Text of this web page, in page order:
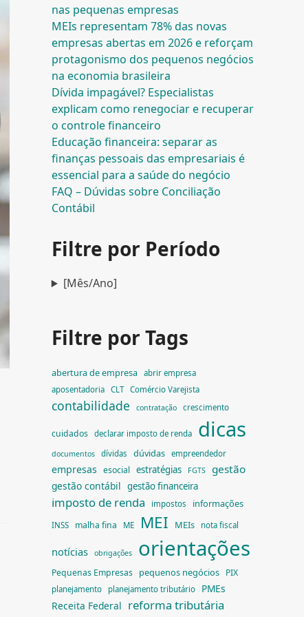
nas pequenas empresas
MEIs representam 78% das novas
empresas abertas em 2026 e reforçam
protagonismo dos pequenos negócios
na economia brasileira
Dívida impagável? Especialistas
explicam como renegociar e recuperar
o controle financeiro
Educação financeira: separar as
finanças pessoais das empresariais é
essencial para a saúde do negócio
FAQ – Dúvidas sobre Conciliação
Contábil
Filtre por Período
[Mês/Ano]
Filtre por Tags
abertura de empresa
abrir empresa
aposentadoria
CLT Comércio Varejista
contabilidade contratação crescimento
cuidados declarar imposto de renda dicas
documentos dívidas dúvidas empreendedor
empresas esocial estratégias FGTS gestão
gestão contábil gestão financeira
imposto de renda impostos informações
INSS malha fina ME MEI MEIs nota fiscal
notícias obrigações orientações
Pequenas Empresas pequenos negócios PIX
planejamento planejamento tributário
PMEs
Receita Federal reforma tributária